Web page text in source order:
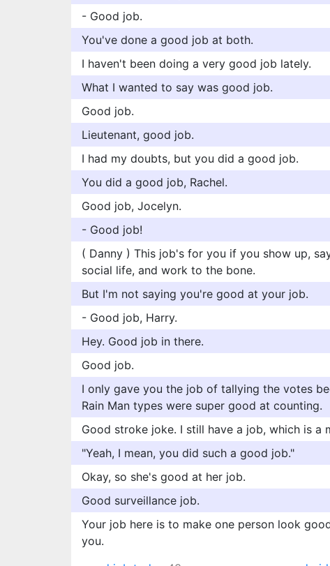
- Good job.
You've done a good job at both.
I haven't been doing a very good job lately.
What I wanted to say was good job.
Good job.
Lieutenant, good job.
I had my doubts, but you did a good job.
You did a good job, Rachel.
Good job, Jocelyn.
- Good job!
( Danny ) This job's for you if you show up,
social life, and work to the bone.
But I'm not saying you're good at your job.
- Good job, Harry.
Hey. Good job in there.
Good job.
I only gave you the job of tallying the votes
Rain Man types were super good at counting.
Good stroke joke. I still have a job, which is a
"Yeah, I mean, you did such a good job."
Okay, so she's good at her job.
Good surveillance job.
Your job here is to make one person look
you.